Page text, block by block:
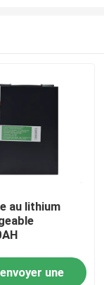
au lithium
envoyer une